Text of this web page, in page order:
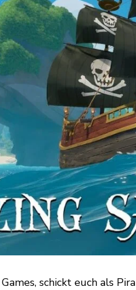
schickt euch als